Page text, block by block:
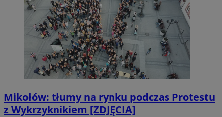
Mikołów: tłumy na rynku podczas Protestu
z Wykrzyknikiem [ZDJĘCIA]